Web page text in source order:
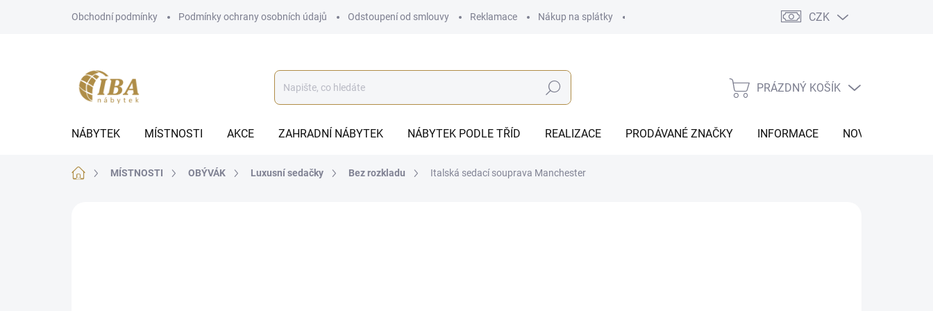
Obchodní podmínky Podmínky ochrany osobních údajů Odstoupení od smlouvy Reklamace Nákup na splátky Moje objednávka Náš příběh
CZK
Hledat
NÁKUPNÍ
PRÁZDNÝ KOŠÍK
NÁBYTEK MÍSTNOSTI AKCE ZAHRADNÍ NÁBYTEK NÁBYTEK PODLE TŘÍD REALIZACE PRODÁVANÉ ZNAČKY INFORMACE NOVINKY
Domů MÍSTNOSTI OBÝVÁK Luxusní sedačky Bez rozkladu Italská sedací souprava Manchester